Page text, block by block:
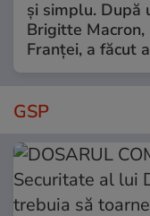
și simplu. După
Brigitte Macron,
Franței, a făcut
GSP